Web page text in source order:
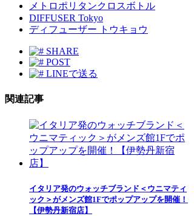
メトロポリタンクロスボトル
DIFFUSER Tokyo
ディフューザー トウキョウ
SHARE
POST
LINEで送る
関連記事
イタリア発のウォッチブランド＜ウニマティ
ック＞がメンズ館1Fでポップアップを開催！
【伊勢丹新宿店】